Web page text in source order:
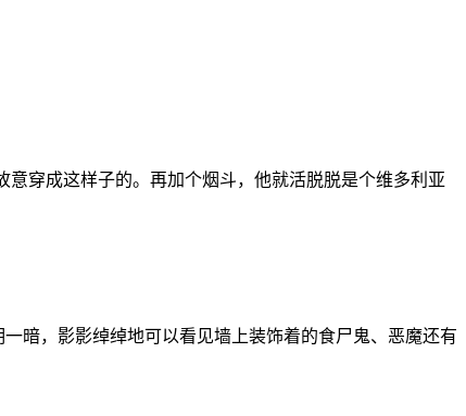
穿成这样子的。再加个烟斗，他就活脱脱是个维多利亚
暗，影影绰绰地可以看见墙上装饰着的食尸鬼、恶魔还有